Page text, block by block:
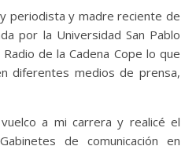
por la Universidad San Pablo
de la Cadena Cope lo que
diferentes medios de prensa,
a mi carrera y realicé el
de comunicación en